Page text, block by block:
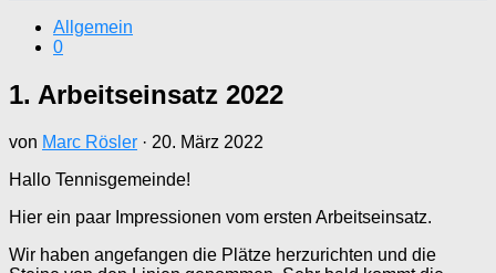
Allgemein
0
1. Arbeitseinsatz 2022
von Marc Rösler · 20. März 2022
Hallo Tennisgemeinde!
Hier ein paar Impressionen vom ersten Arbeitseinsatz.
Wir haben angefangen die Plätze herzurichten und die